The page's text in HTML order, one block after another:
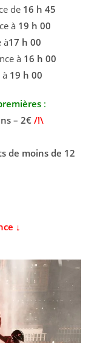
de 16 h 45
à 19 h 00
à17 h 00
à 16 h 00
à 19 h 00
:
– 2€/!\
de moins de 12
↓